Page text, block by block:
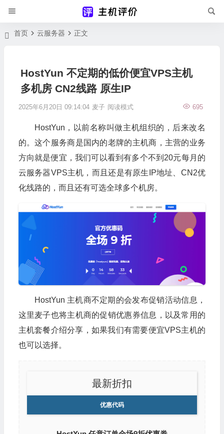
首页 云服务器 正文
HostYun 不定期的低价便宜VPS主机
多机房 CN2线路 原生IP
2025年6月20日 09:14:04 麦子 695
阅读模式
HostYun，以前名称叫做主机组织的，后来改名
的。这个服务商是国内的老牌的主机商，主营的业务
方向就是便宜，我们可以看到有多个不到20元每月的
云服务器VPS主机，而且还是有原生IP地址、CN2优
化线路的，而且还有可选全球多个机房。
HostYun 主机商不定期的会发布促销活动信息，
这里麦子也将主机商的促销优惠券信息，以及常用的
主机套餐介绍分享，如果我们有需要便宜VPS主机的
也可以选择。
最新折扣
优惠代码